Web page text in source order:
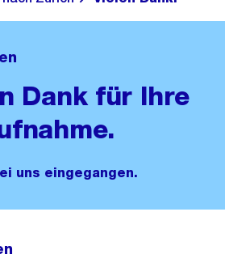
Dank für Ihre
uns eingegangen.